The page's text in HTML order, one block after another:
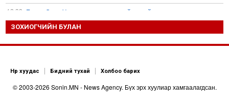
12:38 Европ Орос-Украины мөргөлдөөнийг энхийн замаар
шийдвэрлэхийг хүсвэл зэвсэг нийлүүлэхээ зогсоох ёстой гэжээ
сургуулилалт боллоо
ЗОХИОГЧИЙН БУЛАН
Нүүр хуудас Бидний тухай Холбоо барих
© 2003-2026 Sonin.MN - News Agency. Бүх эрх хуулиар хамгаалагдсан.